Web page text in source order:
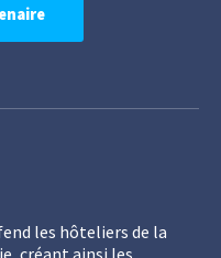
les hôteliers de la